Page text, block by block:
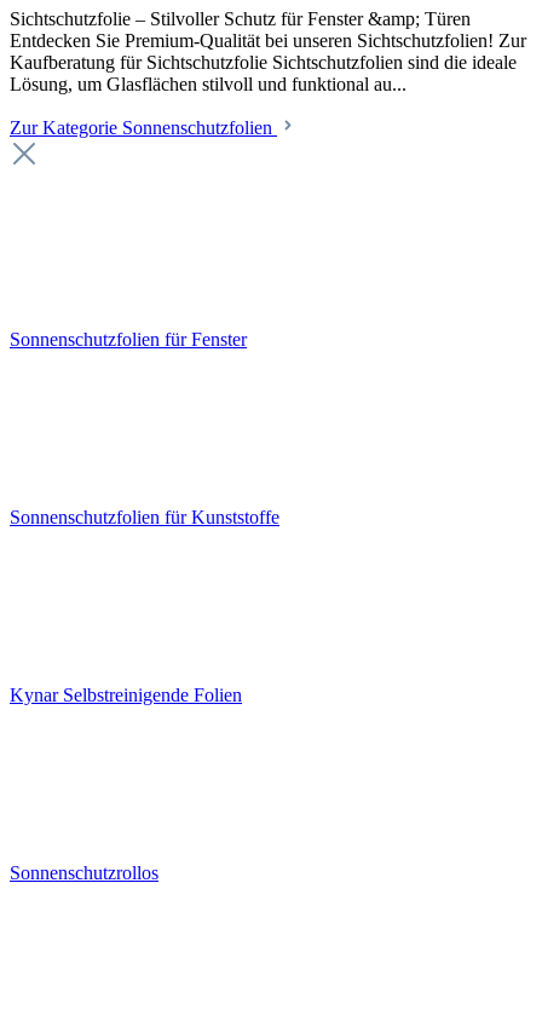
Sichtschutzfolie – Stilvoller Schutz für Fenster &amp; Türen
Entdecken Sie Premium-Qualität bei unseren Sichtschutzfolien! Zur
Kaufberatung für Sichtschutzfolie Sichtschutzfolien sind die ideale
Lösung, um Glasflächen stilvoll und funktional au...
Zur Kategorie Sonnenschutzfolien
Sonnenschutzfolien für Fenster
Sonnenschutzfolien für Kunststoffe
Kynar Selbstreinigende Folien
Sonnenschutzrollos